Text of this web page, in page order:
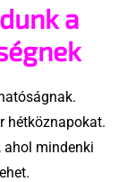
a
hétköznapokat.
ahol mindenki